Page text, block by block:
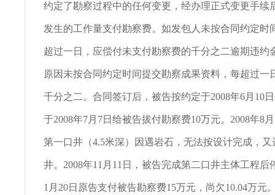
约定了勘察过程中的任何变更，经办理正式变更手续
发生的工作量支付勘察费。如发包人未按合同约定时
超过一日，应偿付未支付勘察费的千分之二逾期违约
原因未按合同约定时间提交勘察成果资料，每超过一
千分之二。合同签订后，被告按约定于2008年6月10
于2008年7月7日给被告拔付勘察费10万元。2008年8
第一口井（4.5米深）因遇岩石，无法按设计完成，
井。2008年11月11日，被告完成第二口井主体工程后
1月20日原告支付被告勘察费15万元，尚欠10.04万元